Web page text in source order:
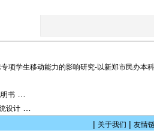
项学生移动能力的影响研究-以新郑市民办本
书…
设计…
| 关于我们 | 友情